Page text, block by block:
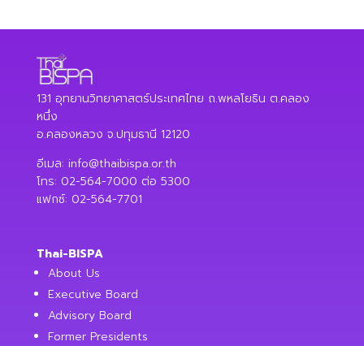
131 อุทยานวิทยาศาสตร์ประเทศไทย ถ.พหลโยธิน ต.คลอง
หนึ่ง
อ.คลองหลวง จ.ปทุมธานี 12120
อีเมล: info@thaibispa.or.th
โทร: 02-564-7000 ต่อ 5300
แฟกซ์: 02-564-7701
Thai-BISPA
About Us
Executive Board
Advisory Board
Former Presidents